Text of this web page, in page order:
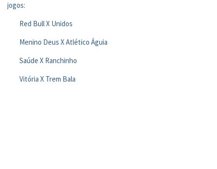
jogos:
Red Bull X Unidos
Menino Deus X Atlético Águia
Saúde X Ranchinho
Vitória X Trem Bala